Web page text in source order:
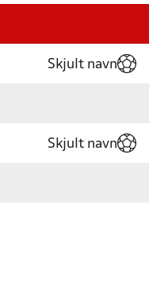
Skjult navn
Skjult navn